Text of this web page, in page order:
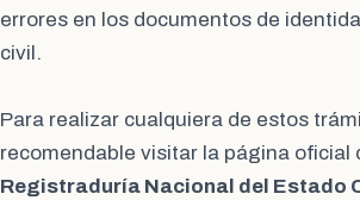
errores en los documentos de
civil.
Para realizar cualquiera de estos
recomendable visitar la página oficial
Registraduría Nacional del Estado